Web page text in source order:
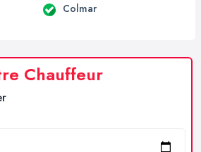
Colmar
Chauffeur